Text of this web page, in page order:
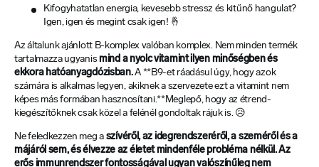
Kifogyhatatlan energia, kevesebb stressz és kitűnő hangulat?
Igen, igen és megint csak igen! 🤞
Az általunk ajánlott B-komplex valóban komplex. Nem minden termék
tartalmazza ugyanis mind a nyolc vitamint ilyen minőségben és
ekkora hatóanyagdózisban.A **B9-et ráadásul úgy, hogy azok
számára is alkalmas legyen, akiknek a szervezete ezt a vitamint nem
képes más formában hasznosítani.**Meglepő, hogy az étrend-
kiegészítőknek csak közel a felénél gondoltak rájuk is. 😥
Ne feledkezzen meg a szívéről, az idegrendszeréről, a szeméről és a
májáról sem, és élvezze az életet mindenféle probléma nélkül. Az
erős immunrendszer fontosságával ugyan valószínűleg nem